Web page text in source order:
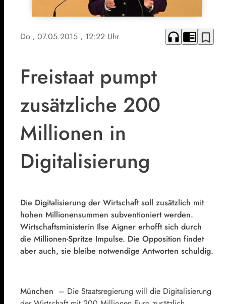
Do., 07.05.2015 , 12:22 Uhr headphones chrome_reader_mode bookmark_border
Freistaat pumpt
zusätzliche 200
Millionen in
Digitalisierung
Die Digitalisierung der Wirtschaft soll zusätzlich mit
hohen Millionensummen subventioniert werden.
Wirtschaftsministerin Ilse Aigner erhofft sich durch
die Millionen-Spritze Impulse. Die Opposition findet
aber auch, sie bleibe notwendige Antworten schuldig.
München – Die Staatsregierung will die Digitalisierung